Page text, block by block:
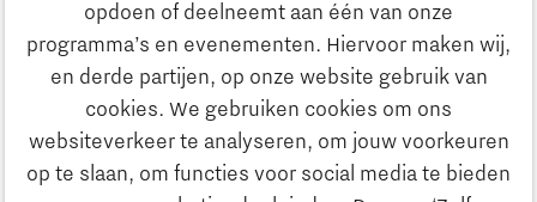
opdoen of deelneemt aan één van onze
programma’s en evenementen. Hiervoor maken wij,
en derde partijen, op onze website gebruik van
cookies. We gebruiken cookies om ons
websiteverkeer te analyseren, om jouw voorkeuren
op te slaan, om functies voor social media te bieden
Ontdek Brainport
Innovatie
Onderwijs
Maatschappelijk
Strategie & Organisatie